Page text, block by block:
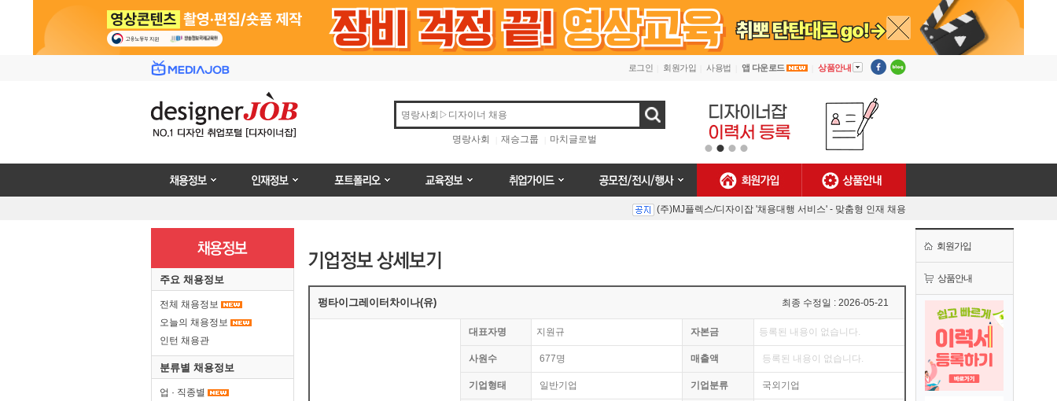
로그인 회원가입 사용법 앱 다운로드 상품안내 ▼
검색
명랑사회 재승그룹 마치글로벌
[안내] 디자이너잡 사용법
(주)MJ플렉스/디자이잡 '채용대행 서비스' - 맞춤형 인재 채용
(주)MJ플렉스/디자이잡 '채용대행 서비스' - 맞춤형 인재 채용
주요 채용정보
전체 채용정보
오늘의 채용정보
인턴 채용관
분류별 채용정보
업 · 직종별
펑타이그레이터차이나(유) 최종 수정일 : 2026-05-21
대표자명 지원규 자본금 등록된 내용이 없습니다.
사원수 677명 매출액 등록된 내용이 없습니다.
기업형태 일반기업 기업분류 국외기업
회원가입
상품안내